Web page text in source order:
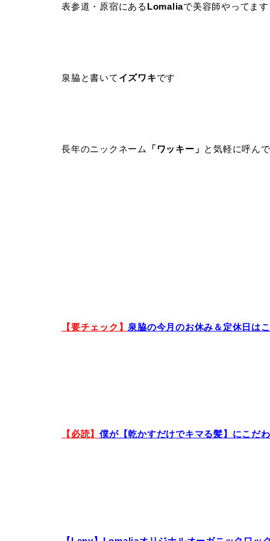
表参道・原宿にある Lomaliaで美容師やってます
泉脇と書いて イズワキです
長年のニックネーム 「ワッキー」 と気軽に呼ん
【要チェック】 泉脇の今月のお休み＆定休日は
【必読】僕が【乾かすだけでキマる髪】にこだ